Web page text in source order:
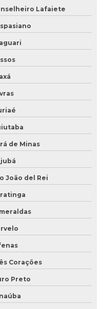
do solo
solo
ambiental
Lafaiete
de Minas
João del Rei
Corações
Preto